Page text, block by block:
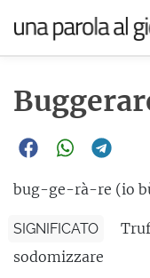
bug-ge-rà-re (io
SIGNIFICATO
sodomizzare